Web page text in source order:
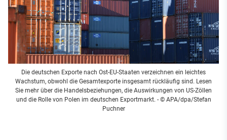
Die deutschen Exporte nach Ost-EU-Staaten verzeichnen ein leichtes
Wachstum, obwohl die Gesamtexporte insgesamt rückläufig sind. Lesen
Sie mehr über die Handelsbeziehungen, die Auswirkungen von US-Zöllen
und die Rolle von Polen im deutschen Exportmarkt. - © APA/dpa/Stefan
Puchner